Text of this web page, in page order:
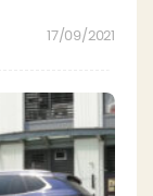
17/09/2021